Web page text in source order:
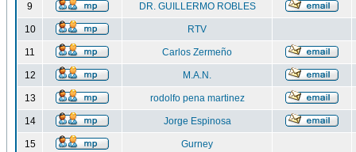
9 DR. GUILLERMO ROBLES
10 RTV
11 Carlos Zermeño
12 M.A.N.
13 rodolfo pena martinez
14 Jorge Espinosa
15 Gurney